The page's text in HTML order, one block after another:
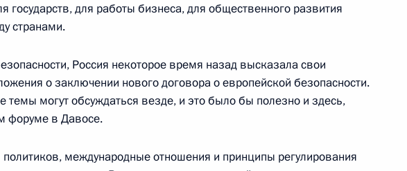
18:15 Московская область, Горки
четверг
отчёт о заседании Совета
15:00 Москва, Кремль
государств, для работы бизнеса, для общественного развития
странами.
Россия некоторое время назад высказала свои
о заключении нового договора о европейской безопасности.
темы могут обсуждаться везде, и это было бы полезно и здесь,
форуме в Давосе.
политиков, международные отношения и принципы регулирования